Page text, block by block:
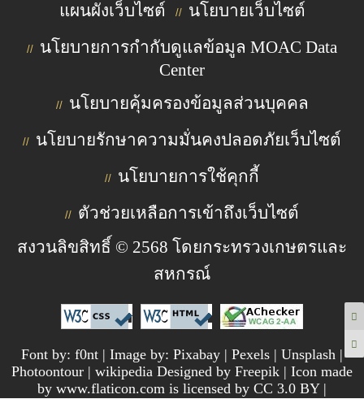
แผนผังเว็บไซต์ // นโยบายเว็บไซต์
// นโยบายการกำกับดูแลข้อมูล MOAC Data
Center
// นโยบายคุ้มครองข้อมูลส่วนบุคคล
// นโยบายรักษาความมั่นคงปลอดภัยเว็บไซต์
// นโยบายการใช้คุกกี้
// ตัวช่วยเหลือการเข้าถึงเว็บไซต์
สงวนลิขสิทธิ์ © 2568 โดยกระทรวงเกษตรและ
สหกรณ์
Font by: f0nt | Image by: Pixabay | Pexels | Unsplash |
Photoontour | wikipedia Designed by Freepik | Icon made
by www.flaticon.com is licensed by CC 3.0 BY |